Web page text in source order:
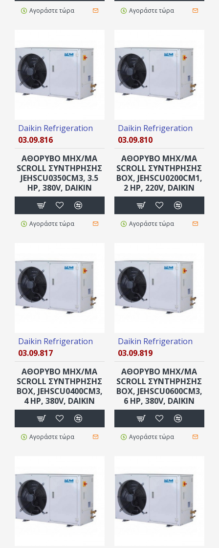
Αγοράστε τώρα Αγοράστε τώρα
Daikin Refrigeration
03.09.816
ΑΘΟΡΥΒΟ ΜΗΧ/ΜΑ
SCROLL ΣΥΝΤΗΡΗΣΗΣ
JEHSCU0350CM3, 3.5
ΗΡ, 380V, DAIKIN
Αγοράστε τώρα
Daikin Refrigeration
03.09.810
ΑΘΟΡΥΒΟ ΜΗΧ/ΜΑ
SCROLL ΣΥΝΤΗΡΗΣΗΣ
ΒOX, JEHSCU0200CM1,
2 ΗΡ, 220V, DAIKIN
Αγοράστε τώρα
Daikin Refrigeration
03.09.817
ΑΘΟΡΥΒΟ ΜΗΧ/ΜΑ
SCROLL ΣΥΝΤΗΡΗΣΗΣ
ΒOX, JEHSCU0400CM3,
4 ΗΡ, 380V, DAIKIN
Αγοράστε τώρα
Daikin Refrigeration
03.09.819
ΑΘΟΡΥΒΟ ΜΗΧ/ΜΑ
SCROLL ΣΥΝΤΗΡΗΣΗΣ
ΒOX, JEHSCU0600CM3,
6 ΗΡ, 380V, DAIKIN
Αγοράστε τώρα